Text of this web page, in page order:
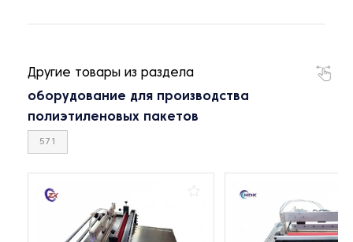
Другие товары из раздела
оборудование для производства
полиэтиленовых пакетов
571